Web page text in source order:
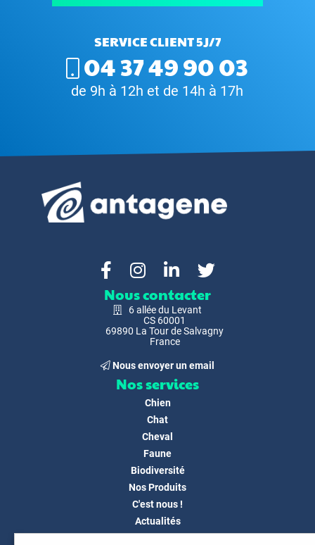
SERVICE CLIENT 5J/7
04 37 49 90 03
de 9h à 12h et de 14h à 17h
Nous contacter
6 allée du Levant
CS 60001
69890 La Tour de Salvagny
France
Nous envoyer un email
Nos services
Chien
Chat
Cheval
Faune
Biodiversité
Nos Produits
C'est nous !
Actualités